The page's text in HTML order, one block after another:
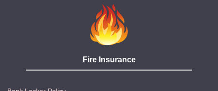
Fire Insurance